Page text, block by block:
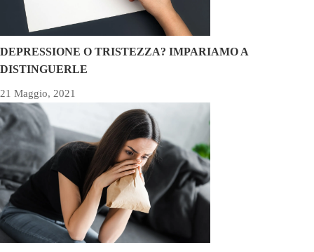
DEPRESSIONE O TRISTEZZA? IMPARIAMO A
DISTINGUERLE
21 Maggio, 2021